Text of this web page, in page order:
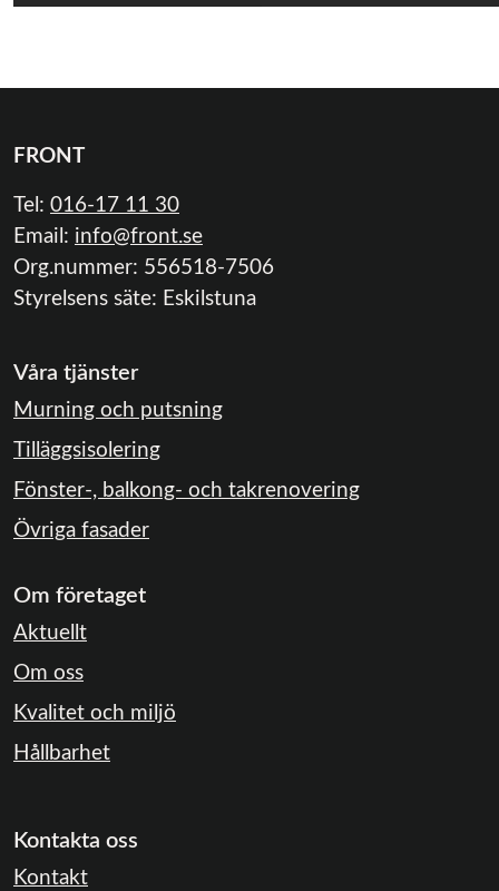
FRONT
Tel: 016-17 11 30
Email: info@front.se
Org.nummer: 556518-7506
Styrelsens säte: Eskilstuna
Våra tjänster
Murning och putsning
Tilläggsisolering
Fönster-, balkong- och takrenovering
Övriga fasader
Om företaget
Aktuellt
Om oss
Kvalitet och miljö
Hållbarhet
Kontakta oss
Kontakt